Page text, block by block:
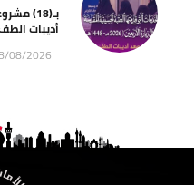
أديبات
08/2026